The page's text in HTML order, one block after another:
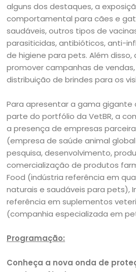
alguns dos destaques, a
comportamental para cães e
saudáveis, outros tipos de
parasiticidas, antibióticos, anti-
de higiene para pets. Além disso,
promover campanhas de
distribuição de brindes para os
Para apresentar a gama gigante
parte do portfólio da VetBR, a
a presença de empresas
(empresa de saúde animal
pesquisa, desenvolvimento,
comercialização de produtos
Food (indústria referência em
naturais e saudáveis para pets),
referência em suplementos
(companhia especializada em
Programação:
Conheça a nova onda de